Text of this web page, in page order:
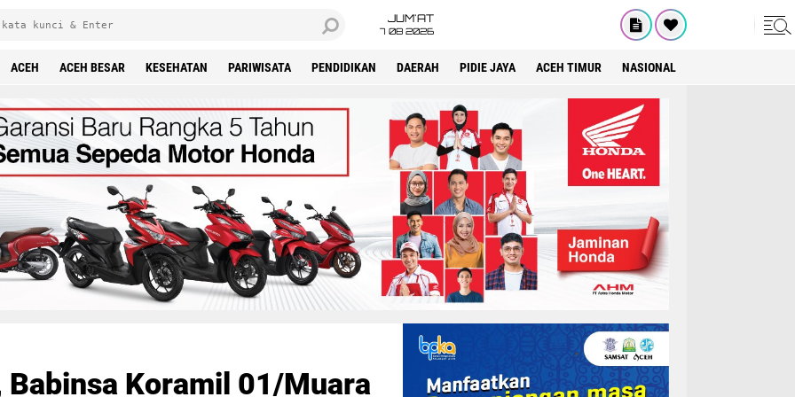
JUM'AT
7 08 2026
ACEH ACEH BESAR KESEHATAN PARIWISATA PENDIDIKAN DAERAH PIDIE JAYA ACEH TIMUR NASIONAL
Koramil 01/Muara